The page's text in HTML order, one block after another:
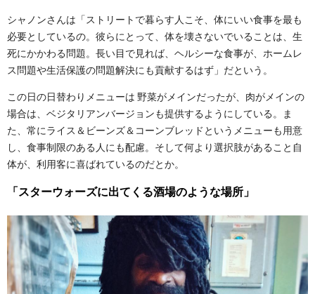
シャノンさんは「ストリートで暮らす人こそ、体にいい食事を最も
必要としているの。彼らにとって、体を壊さないでいることは、生
死にかかわる問題。長い目で見れば、ヘルシーな食事が、ホームレ
ス問題や生活保護の問題解決にも貢献するはず」だという。
この日の日替わりメニューは 野菜がメインだったが、肉がメインの
場合は、ベジタリアンバージョンも提供するようにしている。ま
た、常にライス＆ビーンズ＆コーンブレッドというメニューも用意
し、食事制限のある人にも配慮。そして何より選択肢があること自
体が、利用客に喜ばれているのだとか。
「スターウォーズに出てくる酒場のような場所」